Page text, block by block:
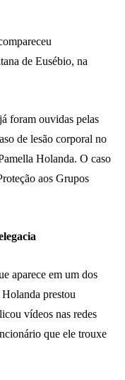
de Eusébio, na
foram ouvidas pelas
de lesão corporal no
Holanda. O caso
aos Grupos
aparece em um dos
prestou
vídeos nas redes
que ele trouxe